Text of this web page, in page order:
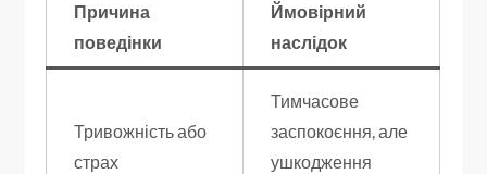
Причина
поведінки
Ймовірний
наслідок
Тривожність або
страх
Тимчасове
заспокоєння, але
ушкодження